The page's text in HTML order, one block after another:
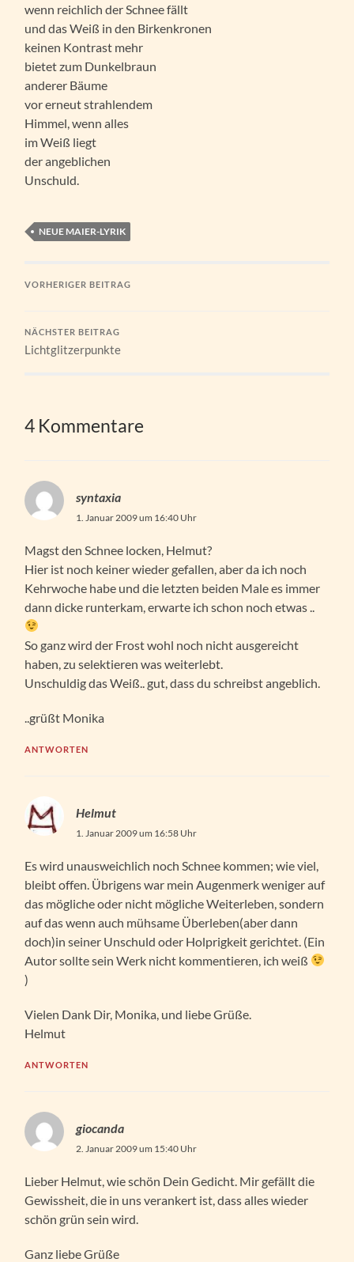
wenn reichlich der Schnee fällt
und das Weiß in den Birkenkronen
keinen Kontrast mehr
bietet zum Dunkelbraun
anderer Bäume
vor erneut strahlendem
Himmel, wenn alles
im Weiß liegt
der angeblichen
Unschuld.
NEUE MAIER-LYRIK
VORHERIGER BEITRAG
NÄCHSTER BEITRAG
Lichtglitzerpunkte
4 Kommentare
syntaxia
1. Januar 2009 um 16:40 Uhr
Magst den Schnee locken, Helmut?
Hier ist noch keiner wieder gefallen, aber da ich noch
Kehrwoche habe und die letzten beiden Male es immer
dann dicke runterkam, erwarte ich schon noch etwas ..
So ganz wird der Frost wohl noch nicht ausgereicht
haben, zu selektieren was weiterlebt.
Unschuldig das Weiß.. gut, dass du schreibst angeblich.
..grüßt Monika
ANTWORTEN
Helmut
1. Januar 2009 um 16:58 Uhr
Es wird unausweichlich noch Schnee kommen; wie viel,
bleibt offen. Übrigens war mein Augenmerk weniger auf
das mögliche oder nicht mögliche Weiterleben, sondern
auf das wenn auch mühsame Überleben(aber dann
doch)in seiner Unschuld oder Holprigkeit gerichtet. (Ein
Autor sollte sein Werk nicht kommentieren, ich weiß
)
Vielen Dank Dir, Monika, und liebe Grüße.
Helmut
ANTWORTEN
giocanda
2. Januar 2009 um 15:40 Uhr
Lieber Helmut, wie schön Dein Gedicht. Mir gefällt die
Gewissheit, die in uns verankert ist, dass alles wieder
schön grün sein wird.
Ganz liebe Grüße